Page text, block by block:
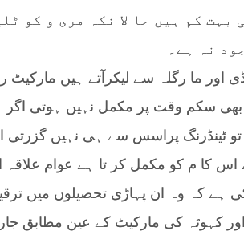
بہت کم ہیں حا لا نکہ مری و کو
نہ ہے۔
اور ما رگلہ سے لیکرآتے ہیں
سکم وقت پر مکمل نہیں ہوتی
ٹینڈرنگ پراسس سے ہی نہیں گزرتی
اس کا م کو مکمل کر تا ہے عوام علاقہ
ہے کہ وہ ان پہاڑی تحصیلوں میں
کہوٹہ کی مارکیٹ کے عین مطابق